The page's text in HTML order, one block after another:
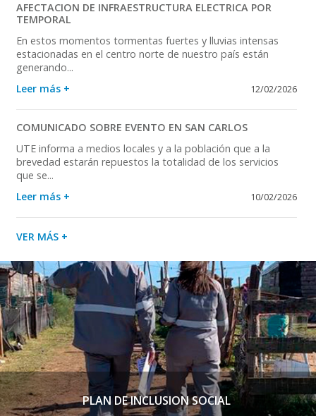
AFECTACION DE INFRAESTRUCTURA ELECTRICA POR
TEMPORAL
En estos momentos tormentas fuertes y lluvias intensas
estacionadas en el centro norte de nuestro país están
generando...
Leer más +
12/02/2026
COMUNICADO SOBRE EVENTO EN SAN CARLOS
UTE informa a medios locales y a la población que a la
brevedad estarán repuestos la totalidad de los servicios
que se...
Leer más +
10/02/2026
VER MÁS +
PLAN DE INCLUSION SOCIAL